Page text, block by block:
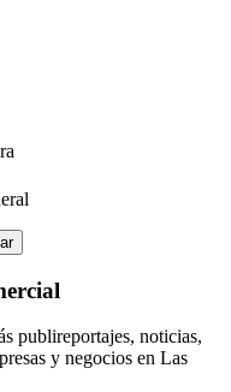
publireportajes, noticias,
y negocios en Las